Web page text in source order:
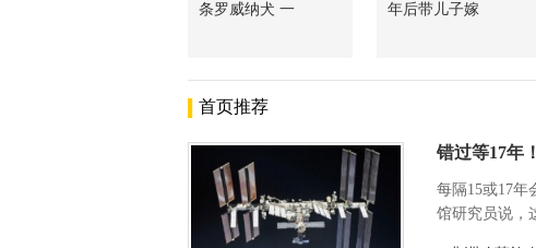
条罗威纳犬 一
年后带儿子嫁
首页推荐
错过等17年
每隔15或17年
馆研究员说，